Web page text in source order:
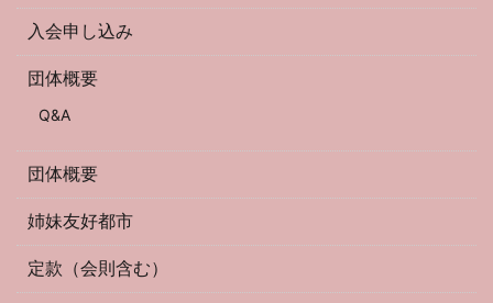
入会申し込み
団体概要
Q&A
団体概要
姉妹友好都市
定款（会則含む）